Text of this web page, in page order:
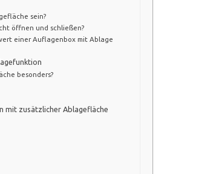
sein?
öffnen und schließen?
einer Auflagenbox mit Ablage
besonders?
mit zusätzlicher Ablagefläche